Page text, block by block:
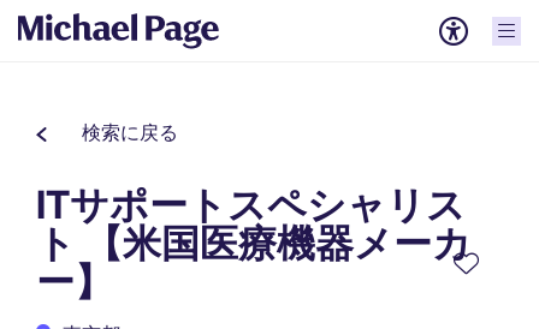
検索に戻る
ITサポートスペシャリス
ト 【米国医療機器メーカ
ー】